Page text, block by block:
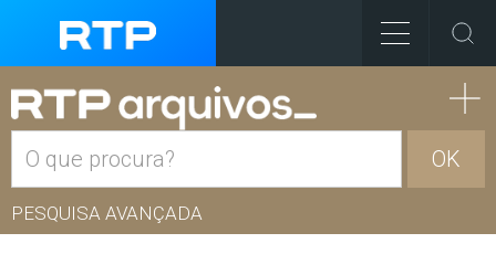
OK
PESQUISA AVANÇADA